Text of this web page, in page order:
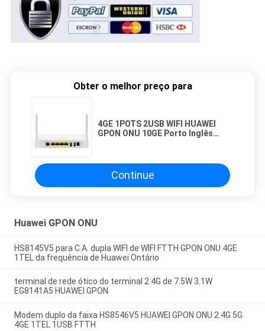
Obter o melhor preço para
4GE 1POTS 2USB WIFI HUAWEI
GPON ONU 10GE Porto Inglês
Continue
Huawei GPON ONU
HS8145V5 para C.A. dupla WIFI de WIFI FTTH GPON ONU 4GE
1TEL da frequência de Huawei Ontário
terminal de rede ótico do terminal 2.4G de 7.5W 3.1W
EG8141A5 HUAWEI GPON
Modem duplo da faixa HS8546V5 HUAWEI GPON ONU 2.4G 5G
4GE 1TEL 1USB FTTH